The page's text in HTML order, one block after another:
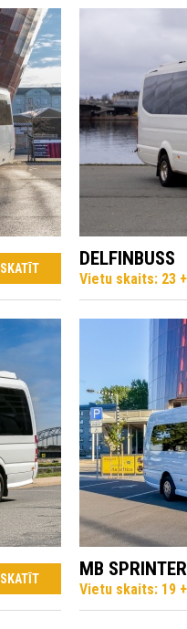
SKATĪT DELFINBUSS
Vietu skaits: 23 +
SKATĪT MB SPRINTER
Vietu skaits: 19 +